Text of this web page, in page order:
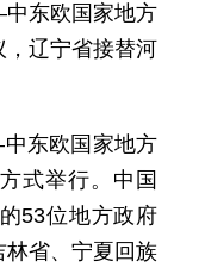
东欧国家地方
辽宁省接替河
东欧国家地方
式举行。中国
53位地方政府
省、宁夏回族